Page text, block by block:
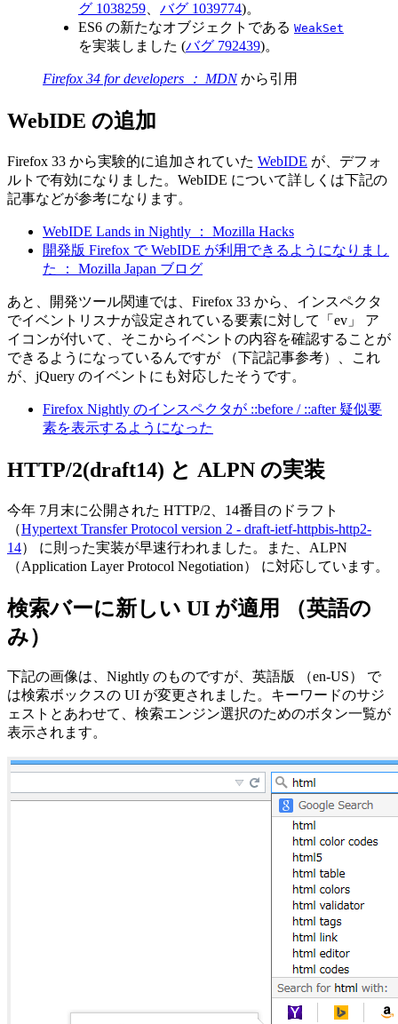
グ 1038259
バグ 1039774)。
ES6 の新たなオブジェクトである WeakSet
を実装しました (バグ 792439)。
Firefox 34 for developers ： MDNから引用
WebIDE の追加
Firefox 33 から実験的に追加されていた WebIDE が、デフォ
ルトで有効になりました。WebIDE について詳しくは下記の
記事などが参考になります。
WebIDE Lands in Nightly ： Mozilla Hacks
開発版 Firefox で WebIDE が利用できるようになりまし
た ： Mozilla Japan ブログ
あと、開発ツール関連では、Firefox 33 から、インスペクタ
でイベントリスナが設定されている要素に対して「ev」 ア
イコンが付いて、そこからイベントの内容を確認することが
できるようになっているんですが （下記記事参考）、これ
が、jQuery のイベントにも対応したそうです。
Firefox Nightly のインスペクタが ::before / ::after 疑似要
素を表示するようになった
HTTP/2(draft14) と ALPN の実装
今年 7月末に公開された HTTP/2、14番目のドラフト
（Hypertext Transfer Protocol version 2 - draft-ietf-httpbis-http2-
14） に則った実装が早速行われました。また、ALPN
（Application Layer Protocol Negotiation） に対応しています。
検索バーに新しい UI が適用 （英語の
み）
下記の画像は、Nightly のものですが、英語版 （en-US） で
は検索ボックスの UI が変更されました。キーワードのサジ
ェストとあわせて、検索エンジン選択のためのボタン一覧が
表示されます。